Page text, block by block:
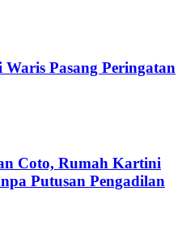
Pasang Peringatan
Coto, Rumah Kartini
Putusan Pengadilan